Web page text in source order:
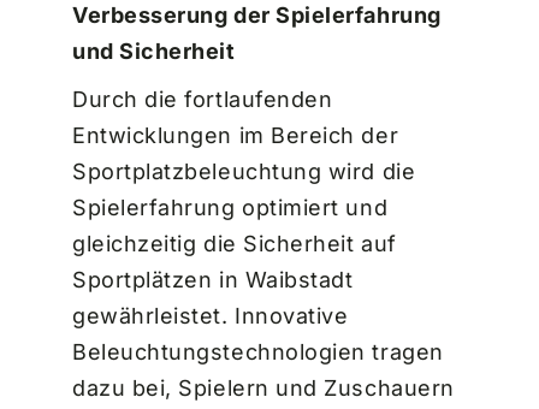
Verbesserung der Spielerfahrung
und Sicherheit
Durch die fortlaufenden
Entwicklungen im Bereich der
Sportplatzbeleuchtung wird die
Spielerfahrung optimiert und
gleichzeitig die Sicherheit auf
Sportplätzen in Waibstadt
gewährleistet. Innovative
Beleuchtungstechnologien tragen
dazu bei, Spielern und Zuschauern